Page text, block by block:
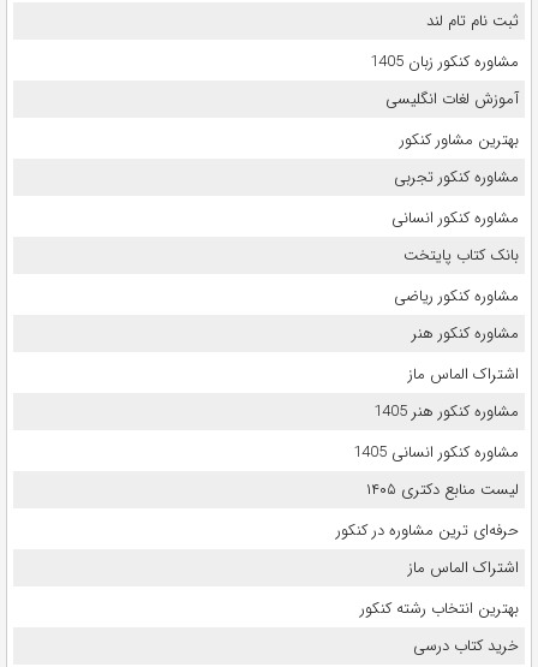
ثبت نام تام لند
مشاوره کنکور زبان 1405
آموزش لغات انگلیسی
بهترین مشاور کنکور
مشاوره کنکور تجربی
مشاوره کنکور انسانی
بانک کتاب پایتخت
مشاوره کنکور ریاضی
مشاوره کنکور هنر
اشتراک الماس ماز
مشاوره کنکور هنر 1405
مشاوره کنکور انسانی 1405
لیست منابع دکتری ۱۴۰۵
حرفه‌ای ترین مشاوره در کنکور
اشتراک الماس ماز
بهترین انتخاب رشته کنکور
خرید کتاب درسی